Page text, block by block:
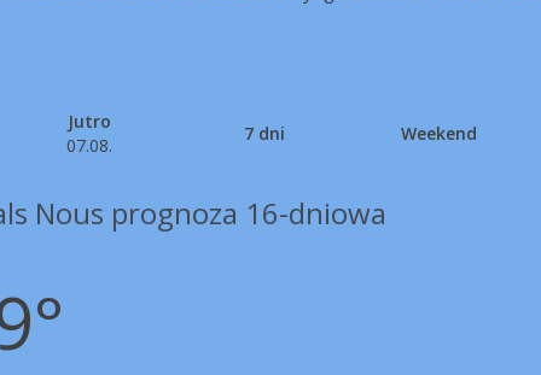
Jutro
07.08.
7 dni Weekend
Nous prognoza 16-dniowa